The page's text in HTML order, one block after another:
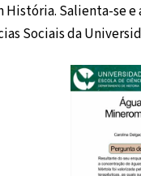
Salienta-se
Sociais da